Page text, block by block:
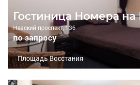
Гостиница Номера
Невский проспект, 136
по запросу
Площадь Восстания